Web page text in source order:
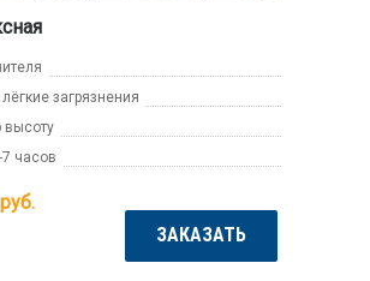
загрязнения
высоту
7 часов
руб.
ЗАКАЗАТЬ